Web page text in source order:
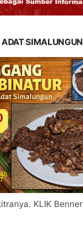
SIMALUNGUN
KLIK Benner